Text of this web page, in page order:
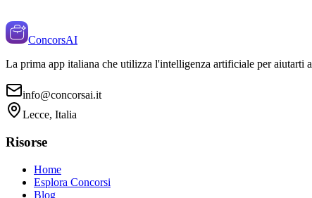
ConcorsAI
La prima app italiana che utilizza l'intelligenza artificiale per
info@concorsai.it
Lecce, Italia
Risorse
Home
Esplora Concorsi
Blog